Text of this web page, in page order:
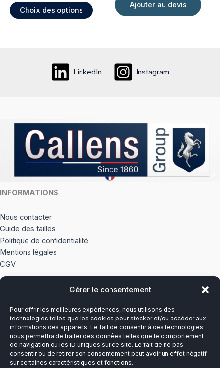
Gérer le consentement
Pour offrir les meilleures expériences, nous utilisons des
technologies telles que les cookies pour stocker et/ou accéder aux
informations des appareils. Le fait de consentir à ces technologies
nous permettra de traiter des données telles que le comportement
de navigation ou les ID uniques sur ce site. Le fait de ne pas
consentir ou de retirer son consentement peut avoir un effet négatif
sur certaines caractéristiques et fonctions.
Choix des options
produit
options
être
sur
page
du
produit
Ajouter au devis
LinkedIn Instagram
INFORMATIONS
Nous contacter
Guide des tailles
Politique de confidentialité
Mentions légales
CGV
Notre histoire
Du lundi au vendredi
8h00-12h30 et 13h30-17h00